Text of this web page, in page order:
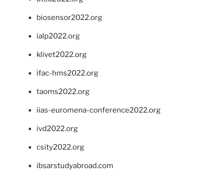
biosensor2022.org
ialp2022.org
klivet2022.org
ifac-hms2022.org
taoms2022.org
iias-euromena-conference2022.org
ivd2022.org
csity2022.org
ibsarstudyabroad.com